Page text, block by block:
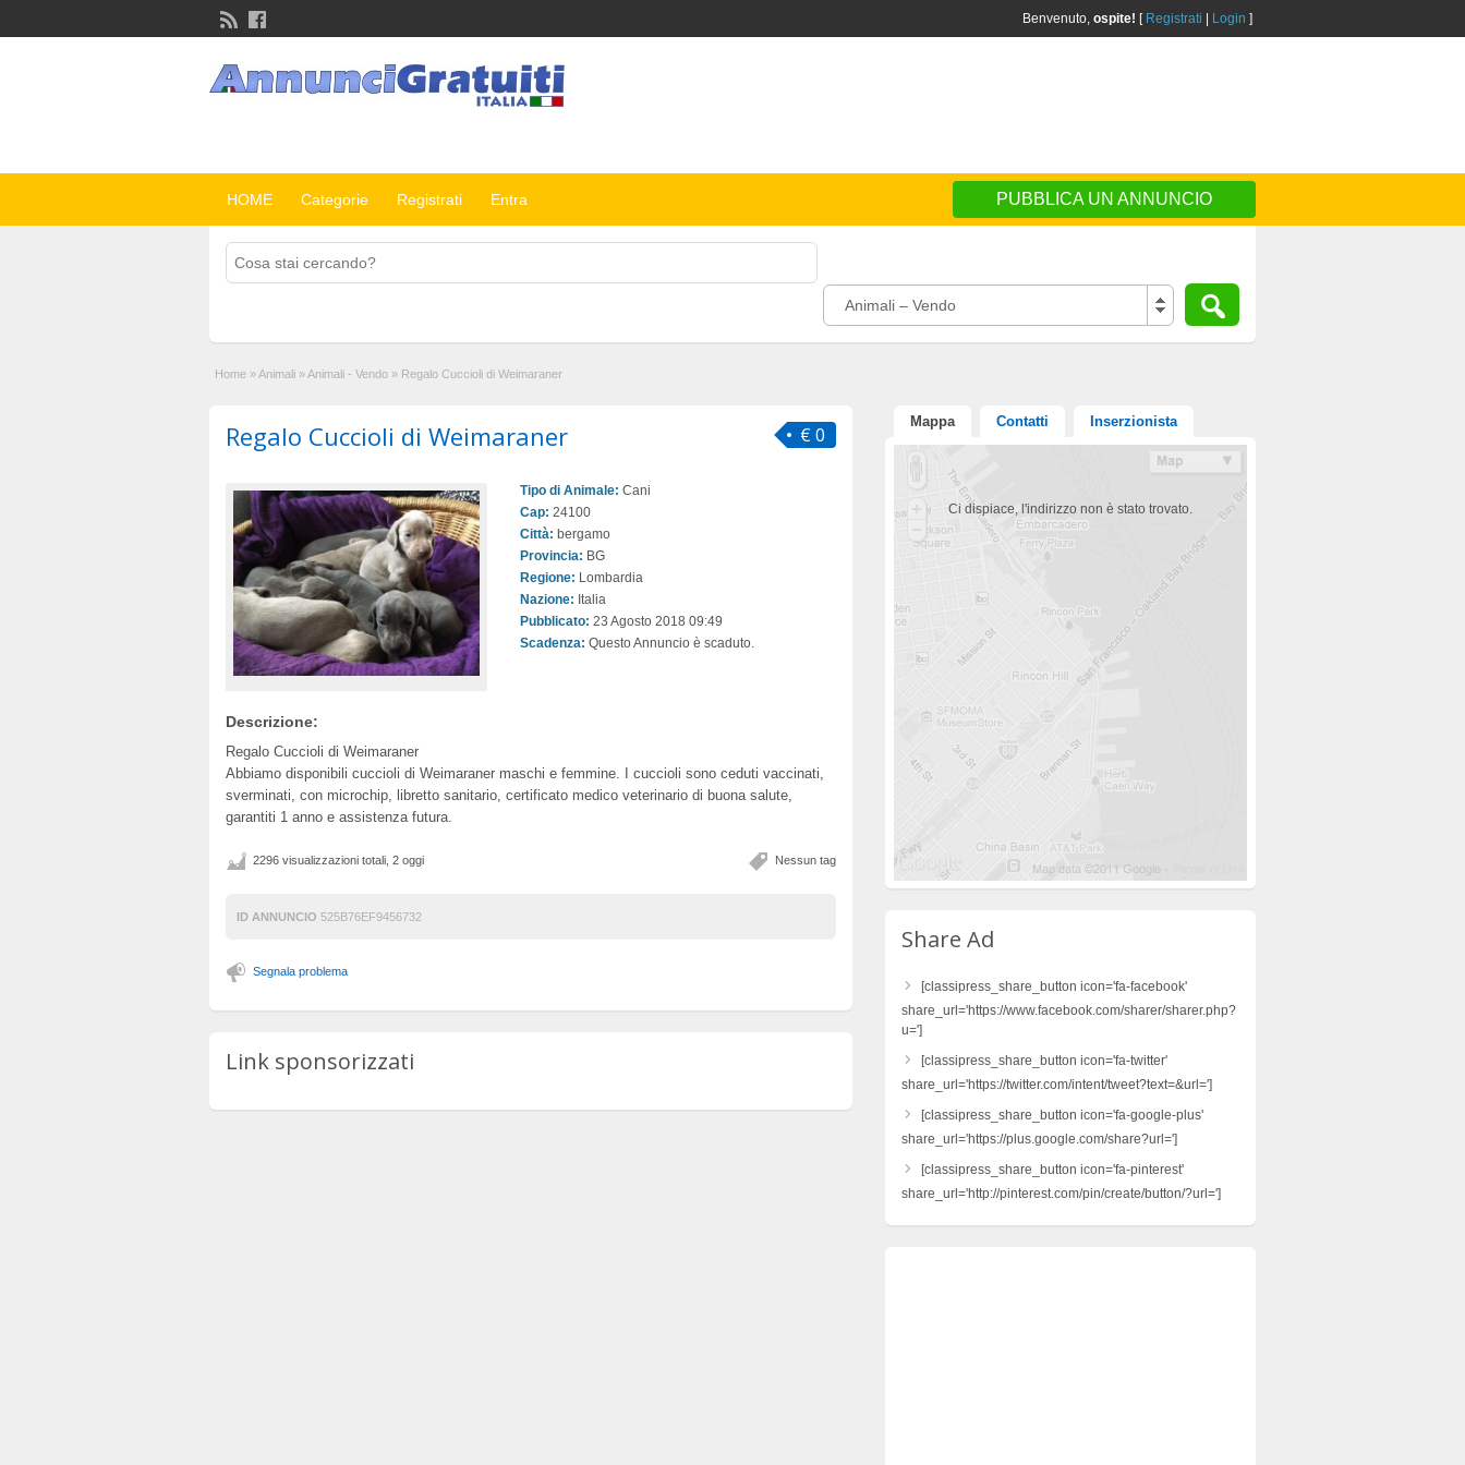
Benvenuto, ospite! [ Registrati Login ]
HOME Categorie Registrati Entra PUBBLICA UN ANNUNCIO
Animali – Vendo
Home »Animali »Animali - Vendo » Regalo Cuccioli di Weimaraner
€ 0
Regalo Cuccioli di Weimaraner
Tipo di Animale: Cani
Cap: 24100
Città: bergamo
Provincia: BG
Regione: Lombardia
Nazione: Italia
Pubblicato: 23 Agosto 2018 09:49
Scadenza: Questo Annuncio è scaduto.
Descrizione:
Regalo Cuccioli di Weimaraner
Abbiamo disponibili cuccioli di Weimaraner maschi e femmine. I cuccioli sono ceduti vaccinati,
sverminati, con microchip, libretto sanitario, certificato medico veterinario di buona salute,
garantiti 1 anno e assistenza futura.
Nessun tag
2296 visualizzazioni totali, 2 oggi
ID ANNUNCIO 525B76EF9456732
Segnala problema
Link sponsorizzati
Mappa Contatti Inserzionista
Ci dispiace, l'indirizzo non è stato trovato.
Share Ad
[classipress_share_button icon='fa-facebook'
share_url='https://www.facebook.com/sharer/sharer.php?
u=']
[classipress_share_button icon='fa-twitter'
share_url='https://twitter.com/intent/tweet?text=&url=']
[classipress_share_button icon='fa-google-plus'
share_url='https://plus.google.com/share?url=']
[classipress_share_button icon='fa-pinterest'
share_url='http://pinterest.com/pin/create/button/?url=']